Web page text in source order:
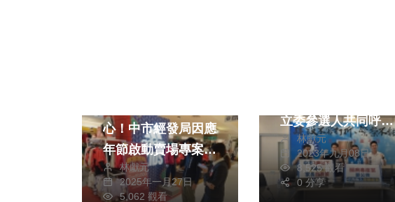
心！中市經發局因應
年節啟動賣場專案抽
查均合格
林獻元
2025年一月27日
5,062 觀看
立委參選人共同呼籲
中央政府將腸病毒疫
苗納入中央常規疫苗
以減輕家長的負擔
林獻元
2023年九月08日
8,525 觀看
0 分享